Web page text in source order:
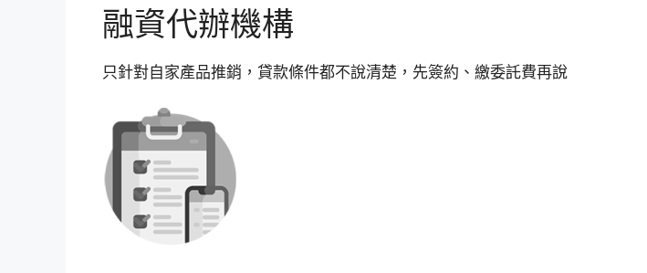
融資代辦機構
只針對自家產品推銷，貸款條件都不說清楚，先簽約、繳委託費再說